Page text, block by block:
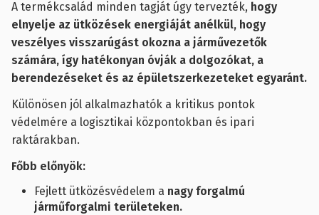
A termékcsalád minden tagját úgy tervezték, hogy
elnyelje az ütközések energiáját anélkül, hogy
veszélyes visszarúgást okozna a járművezetők
számára, így hatékonyan óvják a dolgozókat, a
berendezéseket és az épületszerkezeteket egyaránt.
Különösen jól alkalmazhatók a kritikus pontok
védelmére a logisztikai központokban és ipari
raktárakban.
Főbb előnyök:
Fejlett ütközésvédelem a nagy forgalmú
járműforgalmi területeken.